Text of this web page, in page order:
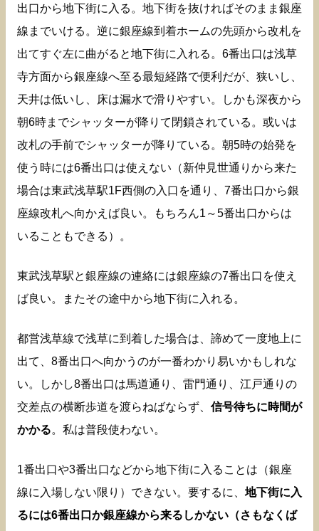
出口から地下街に入る。地下街を抜ければそのまま銀座
線までいける。逆に銀座線到着ホームの先頭から改札を
出てすぐ左に曲がると地下街に入れる。6番出口は浅草
寺方面から銀座線へ至る最短経路で便利だが、狭いし、
天井は低いし、床は漏水で滑りやすい。しかも深夜から
朝6時までシャッターが降りて閉鎖されている。或いは
改札の手前でシャッターが降りている。朝5時の始発を
使う時には6番出口は使えない（新仲見世通りから来た
場合は東武浅草駅1F西側の入口を通り、7番出口から銀
座線改札へ向かえば良い。もちろん1～5番出口からは
いることもできる）。
東武浅草駅と銀座線の連絡には銀座線の7番出口を使え
ば良い。またその途中から地下街に入れる。
都営浅草線で浅草に到着した場合は、諦めて一度地上に
出て、8番出口へ向かうのが一番わかり易いかもしれな
い。しかし8番出口は馬道通り、雷門通り、江戸通りの
交差点の横断歩道を渡らねばならず、 信号待ちに時間が
かかる。私は普段使わない。
1番出口や3番出口などから地下街に入ることは（銀座
線に入場しない限り）できない。要するに、 地下街に入
るには6番出口か銀座線から来るしかない（さもなくば